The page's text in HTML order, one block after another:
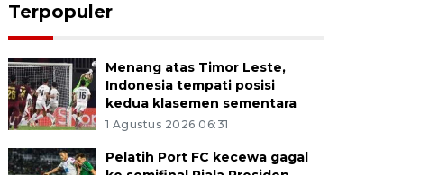
Terpopuler
Menang atas Timor Leste,
Indonesia tempati posisi
kedua klasemen sementara
1 Agustus 2026 06:31
Pelatih Port FC kecewa gagal